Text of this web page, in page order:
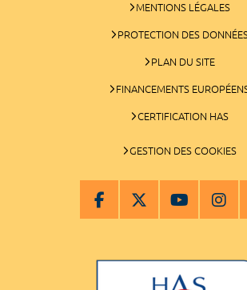
MENTIONS LÉGALES
PROTECTION DES
PLAN DU SITE
FINANCEMENTS
CERTIFICATION HAS
GESTION DES COOKIES